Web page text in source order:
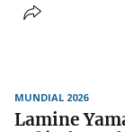
MUNDIAL 2026
Lamine